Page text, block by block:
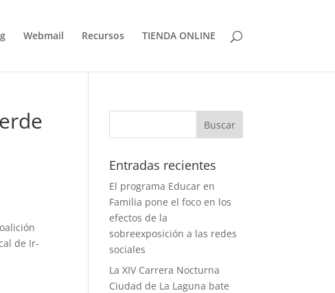
Webmail Recursos TIENDA ONLINE
de Ir-
Entradas recientes
El programa Educar en
Familia pone el foco en los
efectos de la
sobreexposición a las redes
sociales
La XIV Carrera Nocturna
Ciudad de La Laguna bate